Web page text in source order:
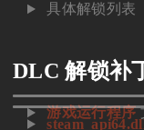
具体解锁列表
DLC 解锁补
游戏运行程序